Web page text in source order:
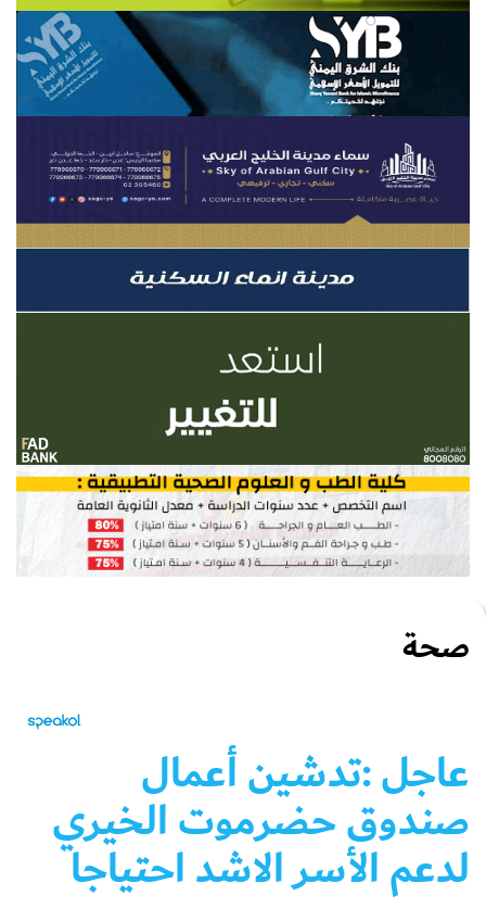
صحة
عاجل:تدشين أعمال
صندوق حضرموت الخيري
لدعم الأسر الاشد احتياجا